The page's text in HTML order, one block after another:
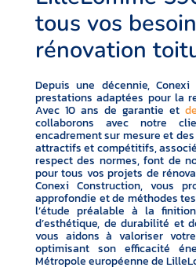
tous vos
rénovation
Depuis une décennie,
prestations adaptées pour la
Avec 10 ans de garantie et
collaborons avec notre
encadrement sur mesure et
attractifs et compétitifs,
respect des normes, font de
pour tous vos projets de
Conexi Construction, vous
approfondie et de méthodes
l’étude préalable à la
d’esthétique, de durabilité et
vous aidons à valoriser
optimisant son efficacité
Métropole européenne de